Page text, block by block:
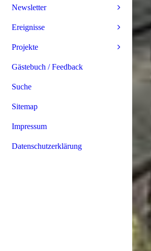
Newsletter
Ereignisse
Projekte
Gästebuch / Feedback
Suche
Sitemap
Impressum
Datenschutzerklärung